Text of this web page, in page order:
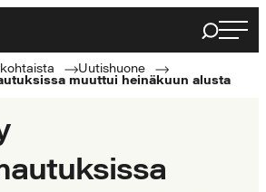
Haku
Uutishuone
muuttui heinäkuun alusta